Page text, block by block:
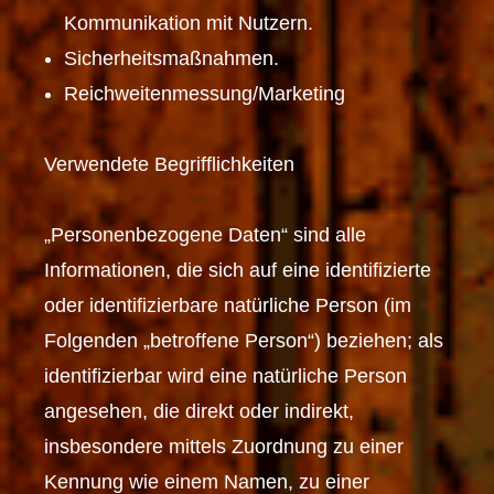
Kommunikation mit Nutzern.
Sicherheitsmaßnahmen.
Reichweitenmessung/Marketing
Verwendete Begrifflichkeiten
„Personenbezogene Daten“ sind alle
Informationen, die sich auf eine identifizierte
oder identifizierbare natürliche Person (im
Folgenden „betroffene Person“) beziehen; als
identifizierbar wird eine natürliche Person
angesehen, die direkt oder indirekt,
insbesondere mittels Zuordnung zu einer
Kennung wie einem Namen, zu einer